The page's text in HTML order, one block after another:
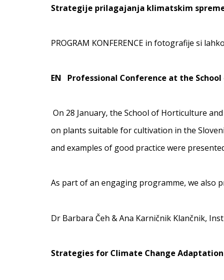
Strategije prilagajanja klimatskim
PROGRAM KONFERENCE in fotografije si
EN Professional Conference at the
On 28 January, the School of Horticulture
on plants suitable for cultivation in the
and examples of good practice were
As part of an engaging programme, we also
Dr Barbara Čeh & Ana Karničnik Klančnik,
Strategies for Climate Change